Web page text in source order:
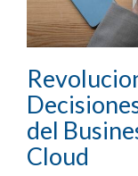
del
Cloud